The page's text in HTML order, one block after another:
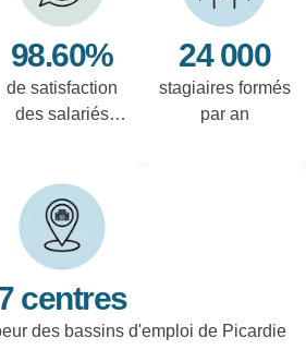
98.60%
de satisfaction
des salariés
24 000
stagiaires formés
par an
centres
des bassins d'emploi de Picardie